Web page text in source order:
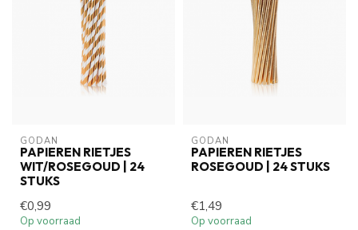
GODAN
PAPIEREN RIETJES
WIT/ROSEGOUD | 24
STUKS
€0,99
Op voorraad
GODAN
PAPIEREN RIETJES
ROSEGOUD | 24 STUKS
€1,49
Op voorraad